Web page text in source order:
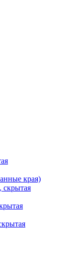
края)
скрытая